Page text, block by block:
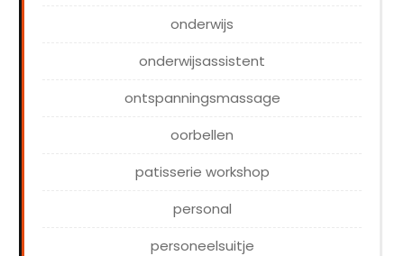
onderwijs
onderwijsassistent
ontspanningsmassage
oorbellen
patisserie workshop
personal
personeelsuitje